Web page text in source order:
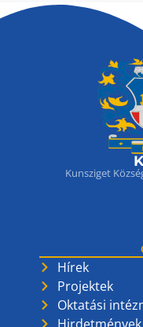
Kunsziget
Hírek
Projektek
Oktatási